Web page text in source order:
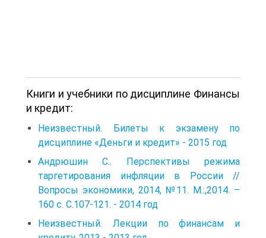
Книги и учебники по дисциплине Финансы
и кредит:
Неизвестный. Билеты к экзамену по
дисциплине «Деньги и кредит» - 2015 год
Андрюшин С.. Перспективы режима
таргетирования инфляции в России //
Вопросы экономики, 2014, №11. М.:,2014. –
160 с. С.107-121. - 2014 год
Неизвестный. Лекции по финансам и